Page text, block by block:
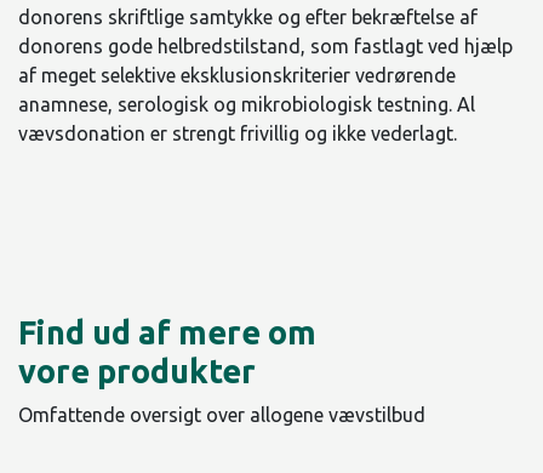
donorens skriftlige samtykke og efter bekræftelse af
donorens gode helbredstilstand, som fastlagt ved hjælp
af meget selektive eksklusionskriterier vedrørende
anamnese, serologisk og mikrobiologisk testning. Al
vævsdonation er strengt frivillig og ikke vederlagt.​
Find ud af mere om
vore produkter
Omfattende oversigt over allogene vævstilbud